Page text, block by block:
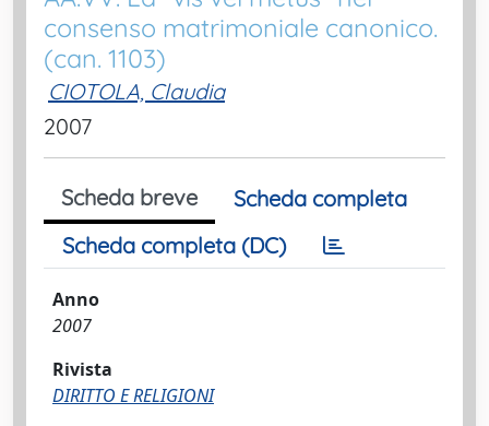
consenso matrimoniale canonico.
(can. 1103)
CIOTOLA, Claudia
2007
Scheda breve
Scheda completa
Scheda completa (DC)
Anno
2007
Rivista
DIRITTO E RELIGIONI